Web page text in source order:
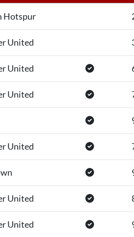
Hotspur
United
United
United
United
United
United